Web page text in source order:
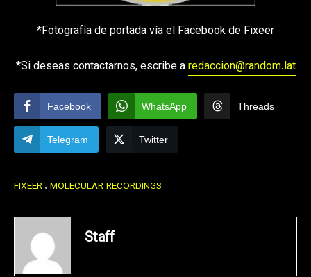
*Fotografía de portada vía el Facebook de Fixeer
*Si deseas contactarnos, escribe aredaccion@random.lat
Facebook WhatsApp Threads
Telegram Twitter
FIXEER MOLECULAR RECORDINGS
Staff